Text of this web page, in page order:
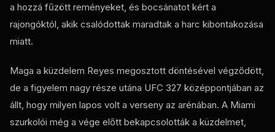
a hozzá fűzött reményeket, és bocsánatot kért a
rajongóktól, akik csalódottak maradtak a harc kibontakozása
miatt.
Maga a küzdelem Reyes megosztott döntésével végződött,
de a figyelem nagy része utána UFC 327 középpontjában az
állt, hogy milyen lapos volt a verseny az arénában. A Miami
szurkolói még a vége előtt bekapcsolották a küzdelmet,